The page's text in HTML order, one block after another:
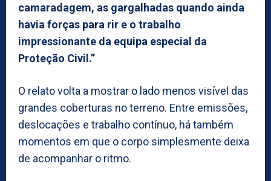
camaradagem, as gargalhadas quando ainda
havia forças para rir e o trabalho
impressionante da equipa especial da
Proteção Civil.”
O relato volta a mostrar o lado menos visível das
grandes coberturas no terreno. Entre emissões,
deslocações e trabalho contínuo, há também
momentos em que o corpo simplesmente deixa
de acompanhar o ritmo.